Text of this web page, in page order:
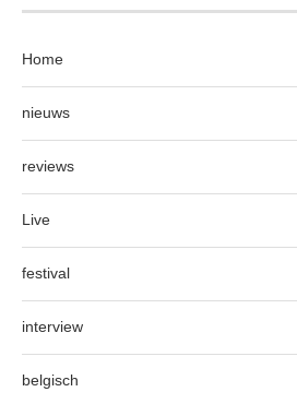
Home
nieuws
reviews
Live
festival
interview
belgisch